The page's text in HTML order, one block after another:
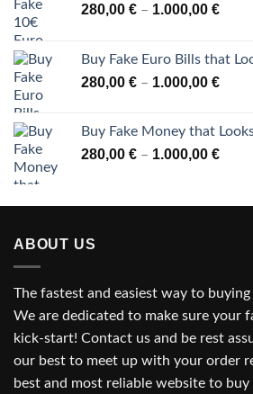
280,00 € – 1.000,00 €Price
Buy Fake Euro Bills that
280,00 € – 1.000,00 €Price
Buy Fake Money that
280,00 € – 1.000,00 €Price
ABOUT US
The fastest and easiest way to
We are dedicated to make sure your
kick-start! Contact us and be rest
our best to meet up with your order
best and most reliable website to